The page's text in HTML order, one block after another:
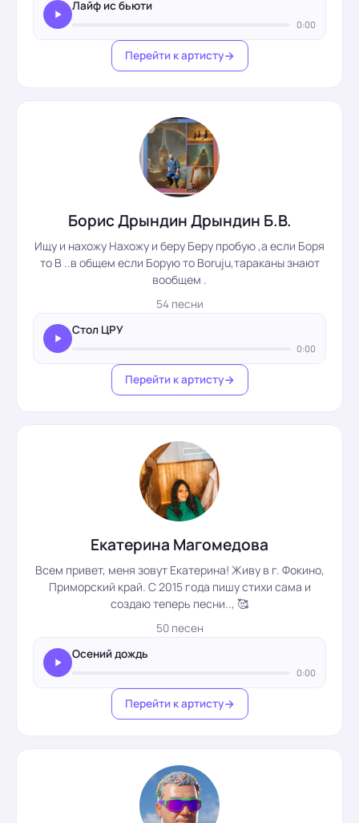
Лайф ис бьюти
0:00
Перейти к артисту
Борис Дрындин Дрындин Б.В.
Ищу и нахожу Нахожу и беру Беру пробую ,а если Боря
то В ..в общем если Борую то Вoruju,тараканы знают
вообщем .
54 песни
Стол ЦРУ
0:00
Перейти к артисту
Екатерина Магомедова
Всем привет, меня зовут Екатерина! Живу в г. Фокино,
Приморский край. С 2015 года пишу стихи сама и
создаю теперь песни.., 🥰
50 песен
Осений дождь
0:00
Перейти к артисту